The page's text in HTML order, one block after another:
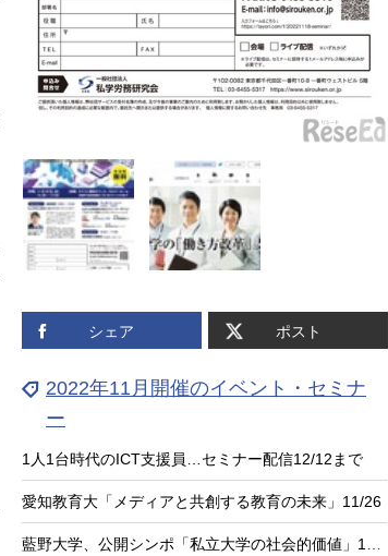
シェア ポスト
2022年11月開催のイベント・セミナ
ー
1人1台時代のICT支援員…セミナー配信12/12まで
愛知教育大「メディアと共創する教育の未来」11/26